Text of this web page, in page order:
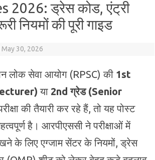
2026: ड्रेस कोड, एंट्री
नियमों की पूरी गाइड
May 30, 2026
लोक सेवा आयोग (RPSC) की 1st
या 2nd ग्रेड (Senior
की तैयारी कर रहे हैं, तो यह पोस्ट
है। आरपीएससी ने परीक्षाओं में
रखने के लिए एग्जाम सेंटर के नियमों, ड्रेस